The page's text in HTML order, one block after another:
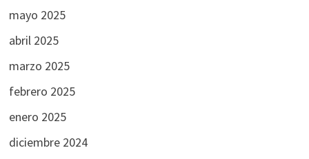
mayo 2025
abril 2025
marzo 2025
febrero 2025
enero 2025
diciembre 2024